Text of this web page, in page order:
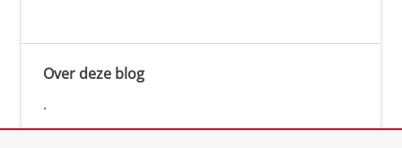
Over deze blog
.